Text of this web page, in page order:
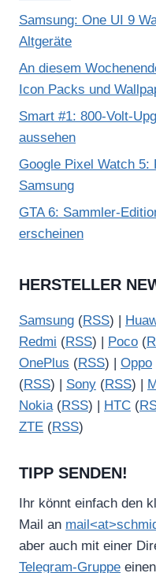
Samsung: One UI 9
Altgeräte
An diesem
Icon Packs und
Smart #1: 800-Volt-
aussehen
Google Pixel Watch 5:
Samsung
GTA 6: Sammler-
erscheinen
HERSTELLER
Samsung (RSS) |
Redmi (RSS) | Poco (
OnePlus (RSS) | Oppo
(RSS) | Sony (RSS) |
Nokia(RSS) | HTC (
ZTE (RSS)
TIPP SENDEN!
Ihr könnt einfach den
Mail an
aber auch mit einer
Telegram-Gruppe